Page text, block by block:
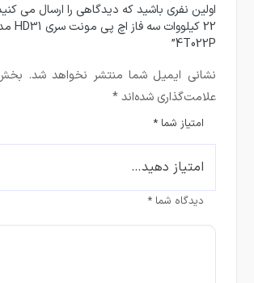
اولین نفری باشید که دیدگاهی را ارسال می کنید
4T022P”
نشانی ایمیل شما منتشر نخواهد شد.
علامت‌گذاری شده‌اند*
امتیاز شما*
دیدگاه شما*